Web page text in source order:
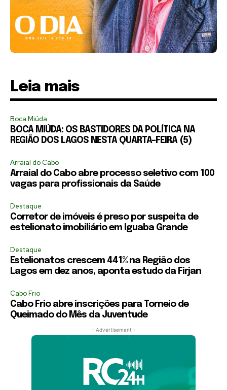
Leia mais
Boca Miúda
BOCA MIÚDA: OS BASTIDORES DA POLÍTICA NA
REGIÃO DOS LAGOS NESTA QUARTA-FEIRA (5)
Arraial do Cabo
Arraial do Cabo abre processo seletivo com 100
vagas para profissionais da Saúde
Destaque
Corretor de imóveis é preso por suspeita de
estelionato imobiliário em Iguaba Grande
Destaque
Estelionatos crescem 441% na Região dos
Lagos em dez anos, aponta estudo da Firjan
Cabo Frio
Cabo Frio abre inscrições para Torneio de
Queimado do Mês da Juventude
- Advertisement -